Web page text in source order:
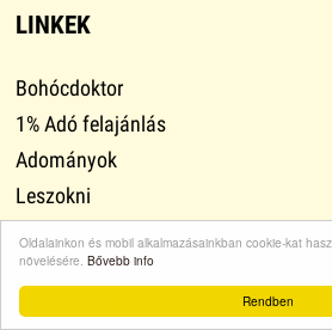
Rendben
Oldalainkon és mobil alkalmazásainkban cookie-kat
növelésére. Bővebb info
LINKEK
Bohócdoktor
1% Adó felajánlás
Adományok
Leszokni
Lefogyni
Mátrix 1%